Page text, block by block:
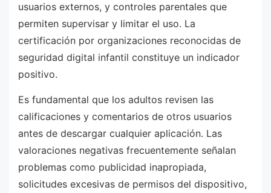
usuarios externos, y controles parentales que
permiten supervisar y limitar el uso. La
certificación por organizaciones reconocidas de
seguridad digital infantil constituye un indicador
positivo.
Es fundamental que los adultos revisen las
calificaciones y comentarios de otros usuarios
antes de descargar cualquier aplicación. Las
valoraciones negativas frecuentemente señalan
problemas como publicidad inapropiada,
solicitudes excesivas de permisos del dispositivo,